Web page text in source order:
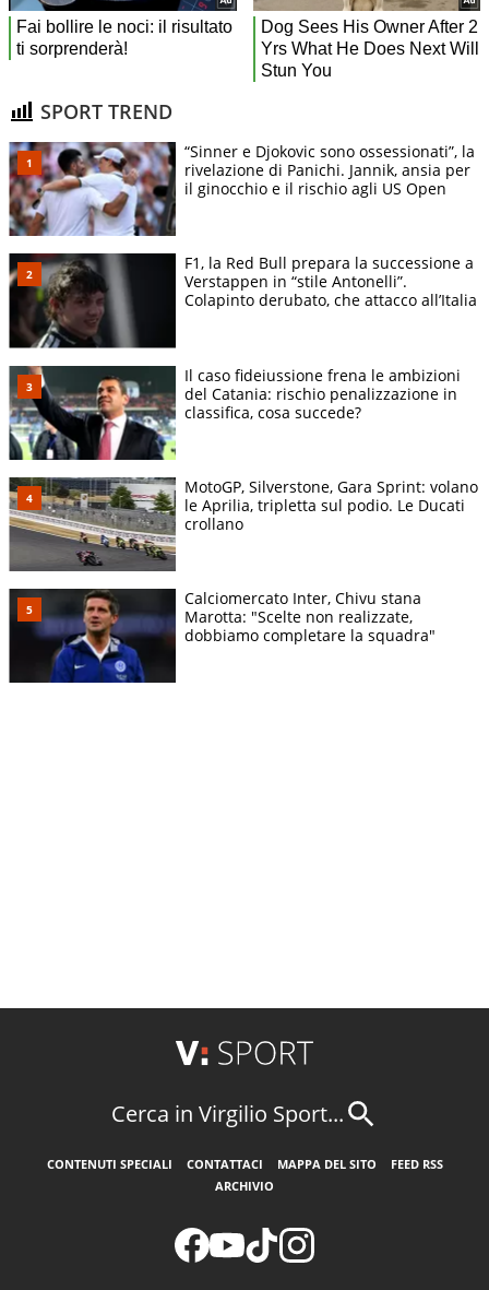
SPORT TREND
“Sinner e Djokovic sono ossessionati”, la
rivelazione di Panichi. Jannik, ansia per
il ginocchio e il rischio agli US Open
F1, la Red Bull prepara la successione a
Verstappen in “stile Antonelli”.
Colapinto derubato, che attacco all’Italia
Il caso fideiussione frena le ambizioni
del Catania: rischio penalizzazione in
classifica, cosa succede?
MotoGP, Silverstone, Gara Sprint: volano
le Aprilia, tripletta sul podio. Le Ducati
crollano
Calciomercato Inter, Chivu stana
Marotta: "Scelte non realizzate,
dobbiamo completare la squadra"
Cerca in Virgilio Sport...
CONTENUTI SPECIALI CONTATTACI MAPPA DEL SITO
FEED RSS
ARCHIVIO